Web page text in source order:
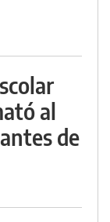
al
de